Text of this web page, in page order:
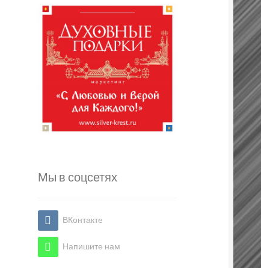
Мы в соцсетях
ВКонтакте
Напишите нам